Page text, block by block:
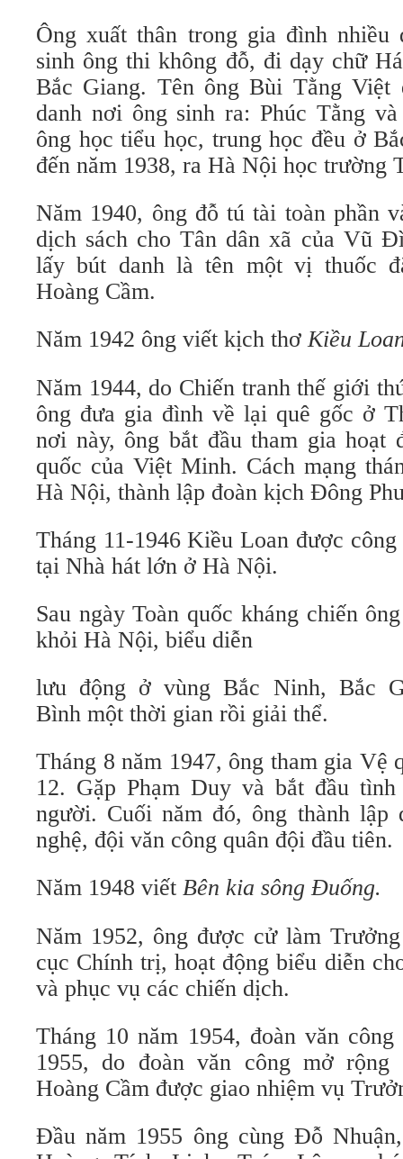
Ông xuất thân trong gia đình
sinh ông thi không đỗ, đi dạy chữ
Bắc Giang. Tên ông Bùi Tằng Việt
danh nơi ông sinh ra: Phúc Tằng
ông học tiểu học, trung học đều ở
đến năm 1938, ra Hà Nội học trường
Năm 1940, ông đỗ tú tài toàn phần
dịch sách cho Tân dân xã của Vũ
lấy bút danh là tên một vị thuốc
Hoàng Cầm.
Năm 1942 ông viết kịch thơKiều
Năm 1944, do Chiến tranh thế giới
ông đưa gia đình về lại quê gốc ở
nơi này, ông bắt đầu tham gia hoạt
quốc của Việt Minh. Cách mạng
Hà Nội, thành lập đoàn kịch Đông
Tháng 11-1946 Kiều Loan được
tại Nhà hát lớn ở Hà Nội.
Sau ngày Toàn quốc kháng chiến
khỏi Hà Nội, biểu diễn
lưu động ở vùng Bắc Ninh, Bắc
Bình một thời gian rồi giải thể.
Tháng 8 năm 1947, ông tham gia Vệ
12. Gặp Phạm Duy và bắt đầu
người. Cuối năm đó, ông thành lập
nghệ, đội văn công quân đội đầu tiên.
Năm 1948 viết Bên kia sông Đuống.
Năm 1952, ông được cử làm
cục Chính trị, hoạt động biểu diễn
và phục vụ các chiến dịch.
Tháng 10 năm 1954, đoàn văn
1955, do đoàn văn công mở rộng
Hoàng Cầm được giao nhiệm vụ
Đầu năm 1955 ông cùng Đỗ